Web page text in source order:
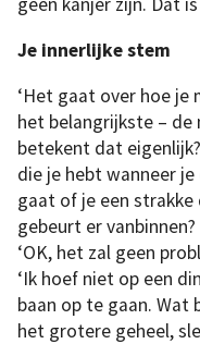
geen kanjer zijn. Dat
Je innerlijke stem
‘Het gaat over hoe
het belangrijkste – de
betekent dat
die je hebt wanneer
gaat of je een
gebeurt er
‘OK, het zal geen
‘Ik hoef niet op een
baan op te gaan. Wat
het grotere geheel,
Bryant
spreekt
over
zijn
boek
Legacy
the
een
fantasyverhaal
over